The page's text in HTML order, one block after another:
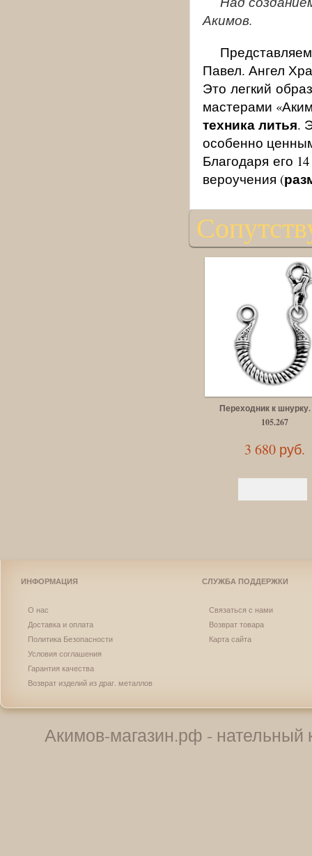
Акимов.
Павел. Ангел
Это легкий
мастерами
техника литья.
особенно
Благодаря его
вероучения (
Переходник к
105.267
3 680 руб.
ИНФОРМАЦИЯ
О нас
Доставка и оплата
Политика Безопасности
Условия соглашения
Гарантия качества
Возврат изделий из драг. металлов
СЛУЖБА ПОДДЕРЖКИ
Связаться с нами
Возврат товара
Карта сайта
Акимов-магазин.рф - нательный